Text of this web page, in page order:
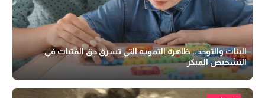
البنات والتوحد.. ظاهرة التمويه التي تسرق حق الفتيات في
التشخيص المبكر